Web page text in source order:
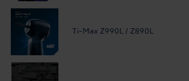
Ti-Max Z990L / Z890L